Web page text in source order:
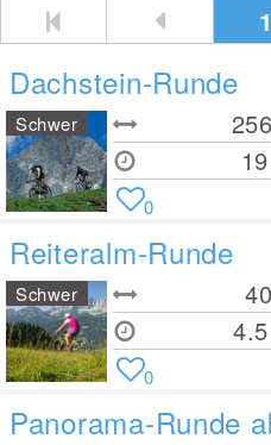
1
Dachstein-Runde
256
Schwer
0
Reiteralm-Runde
40
Schwer
0
Panorama-Runde